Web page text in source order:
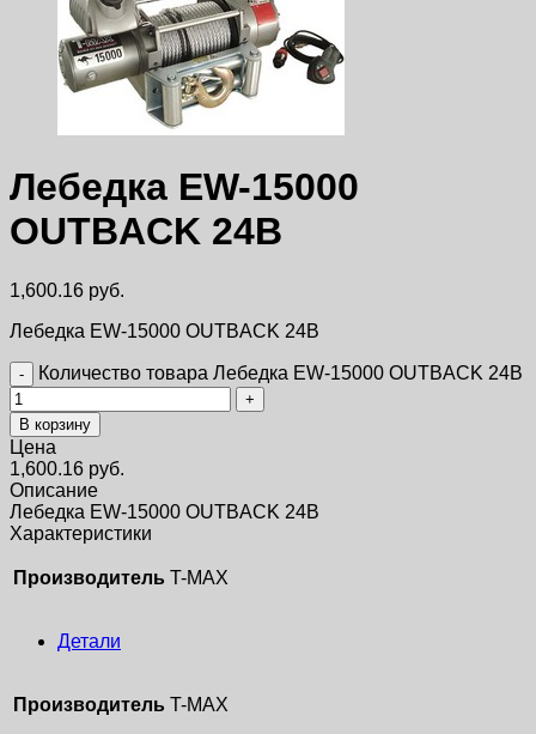
Лебедка EW-15000
OUTBACK 24В
1,600.16 руб.
Лебедка EW-15000 OUTBACK 24В
Количество товара Лебедка EW-15000 OUTBACK 24В
В корзину
Цена
1,600.16 руб.
Описание
Лебедка EW-15000 OUTBACK 24В
Характеристики
Производитель T-MAX
Детали
Производитель T-MAX